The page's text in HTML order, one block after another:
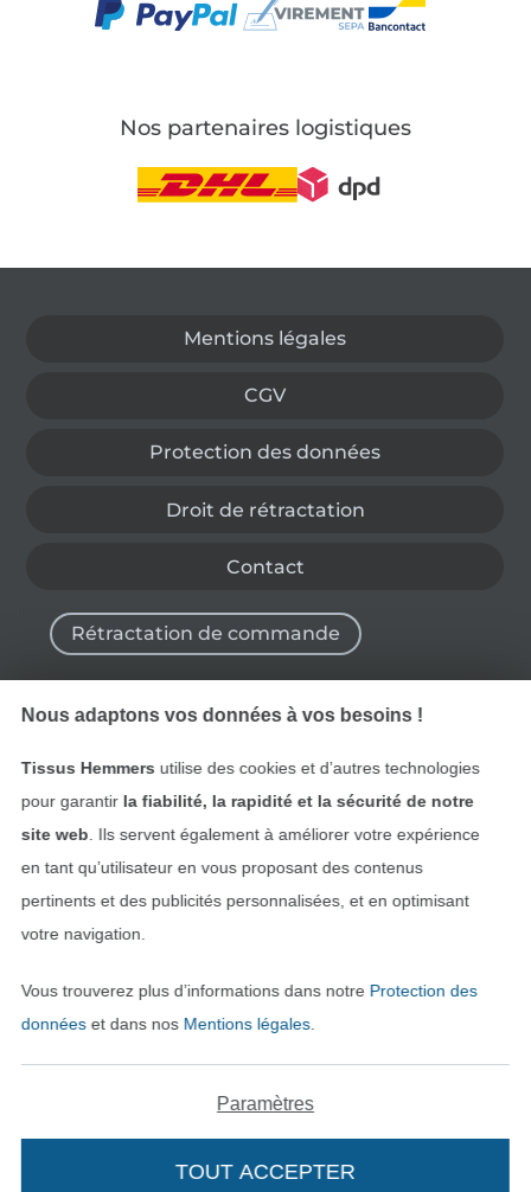
Nos partenaires logistiques
Mentions légales
CGV
Protection des données
Droit de rétractation
Contact
Rétractation de commande
Deutsch
Nous adaptons vos données à vos besoins !
Tissus Hemmers utilise des cookies et d’autres technologies
pour garantir la fiabilité, la rapidité et la sécurité de notre
site web . Ils servent également à améliorer votre expérience
en tant qu’utilisateur en vous proposant des contenus
pertinents et des publicités personnalisées, et en optimisant
votre navigation.
Vous trouverez plus d’informations dans notre Protection des
donnéeset dans nos Mentions légales.
Paramètres
TOUT ACCEPTER